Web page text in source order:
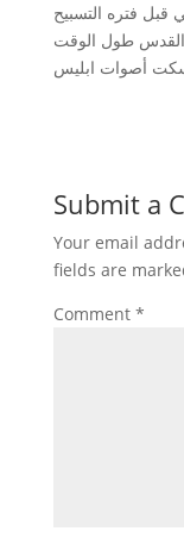
فتره التسبيح
طول الوقت
أصوات ابليس
Submit a
Your email
fields are
Comment *